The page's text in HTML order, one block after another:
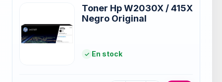
Toner Hp W2030X / 415X
Negro Original
En stock